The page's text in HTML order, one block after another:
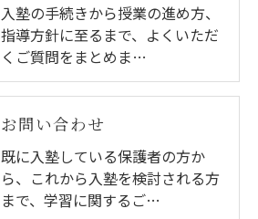
入塾の手続きから授業の進め方、
指導方針に至るまで、よくいただ
くご質問をまとめま…
お問い合わせ
既に入塾している保護者の方か
ら、これから入塾を検討される方
まで、学習に関するご…